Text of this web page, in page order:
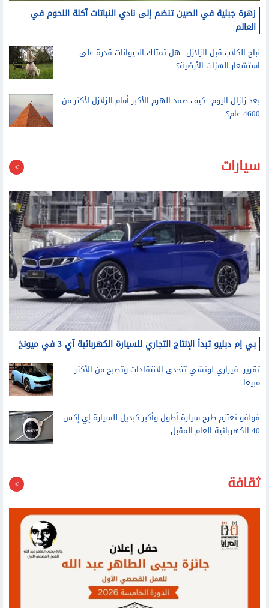
زهرة جبلية في الصين تنضم إلى نادي النباتات آكلة اللحوم في
العالم
نباح الكلاب قبل الزلازل.. هل تمتلك الحيوانات قدرة على
استشعار الهزات الأرضية؟
بعد زلزال اليوم.. كيف صمد الهرم الأكبر أمام الزلازل لأكثر من
4600 عام؟
سيارات
بي إم دبليو تبدأ الإنتاج التجاري للسيارة الكهربائية آي 3 في ميونخ
تقرير: فيراري لوتشي تتحدى الانتقادات وتصبح من الأكثر
مبيعا
فولفو تعتزم طرح سيارة أطول وأكبر كبديل للسيارة إي.إكس
40 الكهربائية العام المقبل
ثقافة